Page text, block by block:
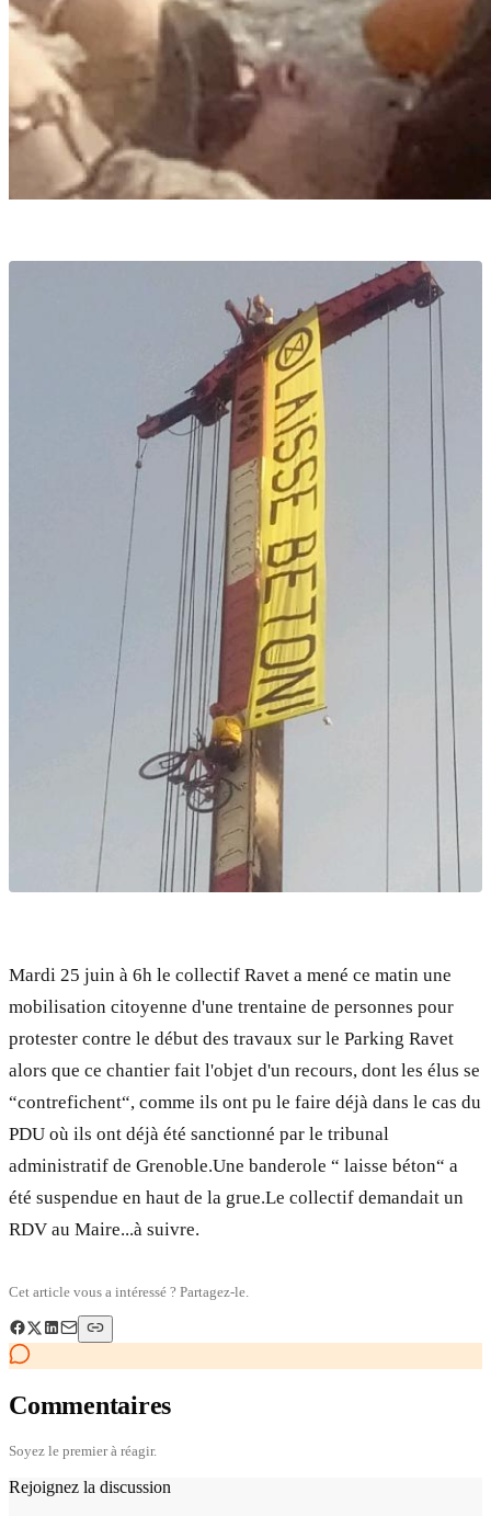
Mardi 25 juin à 6h le collectif Ravet a mené ce matin une
mobilisation citoyenne d'une trentaine de personnes pour
protester contre le début des travaux sur le Parking Ravet
alors que ce chantier fait l'objet d'un recours, dont les élus se
“contrefichent“, comme ils ont pu le faire déjà dans le cas du
PDU où ils ont déjà été sanctionné par le tribunal
administratif de Grenoble.Une banderole “ laisse béton“ a
été suspendue en haut de la grue.Le collectif demandait un
RDV au Maire...à suivre.
Cet article vous a intéressé ? Partagez-le.
Commentaires
Soyez le premier à réagir.
Rejoignez la discussion